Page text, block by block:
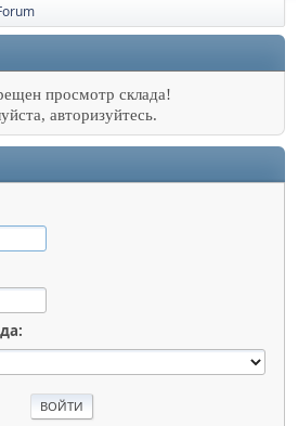
просмотр склада!
авторизуйтесь.